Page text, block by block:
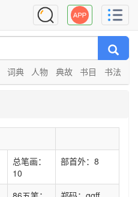
词典 人物 典故 书目 书法
总笔画：
10
部首外：8